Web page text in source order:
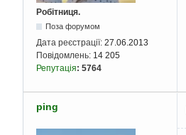
Робітниця.
Поза форумом
Дата реєстрації: 27.06.2013
Повідомлень: 14 205
Репутація: 5764
ping